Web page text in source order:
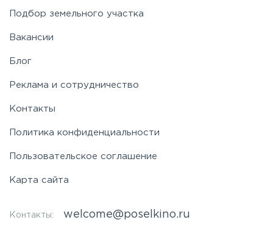
Таракановское
Щелковское
Подбор земельного участка
Вакансии
Блог
Реклама и сотрудничество
Контакты
Политика конфиденциальности
Пользовательское соглашение
Карта сайта
Контакты: welcome@poselkino.ru